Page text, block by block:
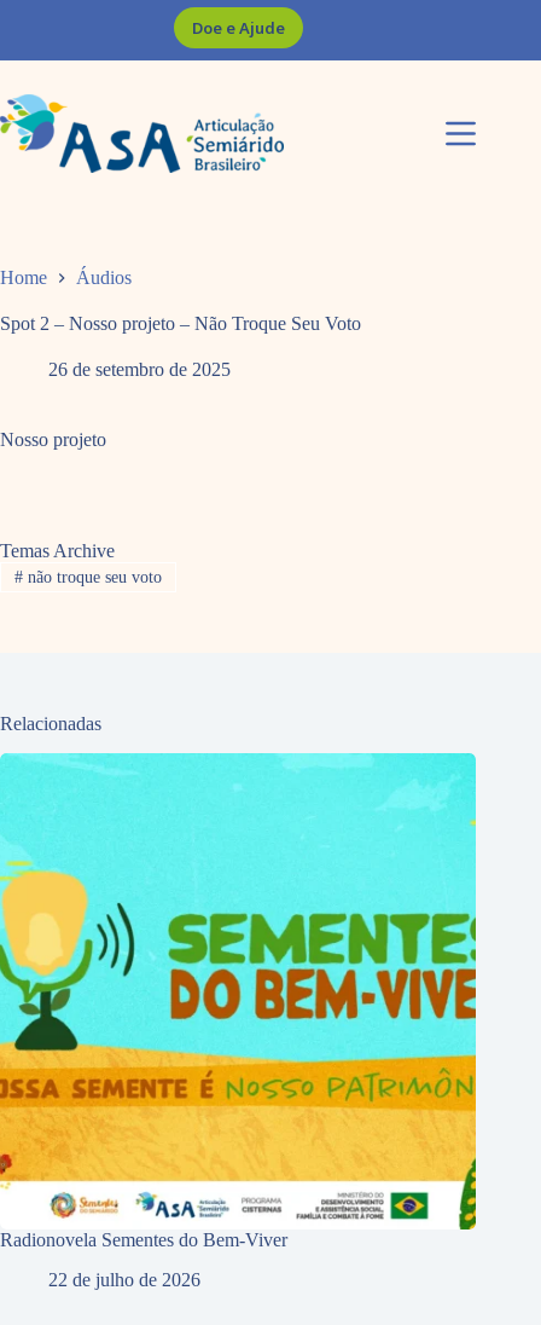
Doe e Ajude
Home Áudios
Spot 2 – Nosso projeto – Não Troque Seu Voto
26 de setembro de 2025
Nosso projeto
Temas Archive
#não troque seu voto
Relacionadas
Radionovela Sementes do Bem-Viver
22 de julho de 2026